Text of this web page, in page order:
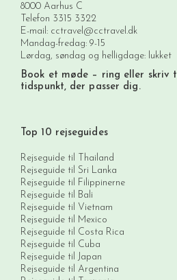
8000 Aarhus C
Telefon 3315 3322
E-mail: cctravel@cctravel.dk
Mandag-fredag: 9-15
Lørdag, søndag og helligdage: lukket
Book et møde – ring eller skriv
tidspunkt, der passer dig.
Top 10 rejseguides
Rejseguide til Thailand
Rejseguide til Sri Lanka
Rejseguide til Filippinerne
Rejseguide til Bali
Rejseguide til Vietnam
Rejseguide til Mexico
Rejseguide til Costa Rica
Rejseguide til Cuba
Rejseguide til Japan
Rejseguide til Argentina